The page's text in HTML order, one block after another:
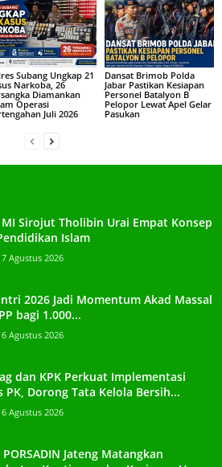
Subang Ungkap 21
Narkoba, 26
Diamankan
Operasi
Juli 2026
Dansat Brimob Polda
Jabar Pastikan Kesiapan
Personel Batalyon B
Pelopor Lewat Apel Gelar
Pasukan
MI Sirojut Tholibin Urai Empat Konsep
Islam
7 Agustus 2026
2026 Jadi Momentum Akad Massal
bagi 1.000...
6 Agustus 2026
dan KPK Perkuat Implementasi
PK, Dorong Tata Kelola Bersih...
6 Agustus 2026
Jateng Matangkan